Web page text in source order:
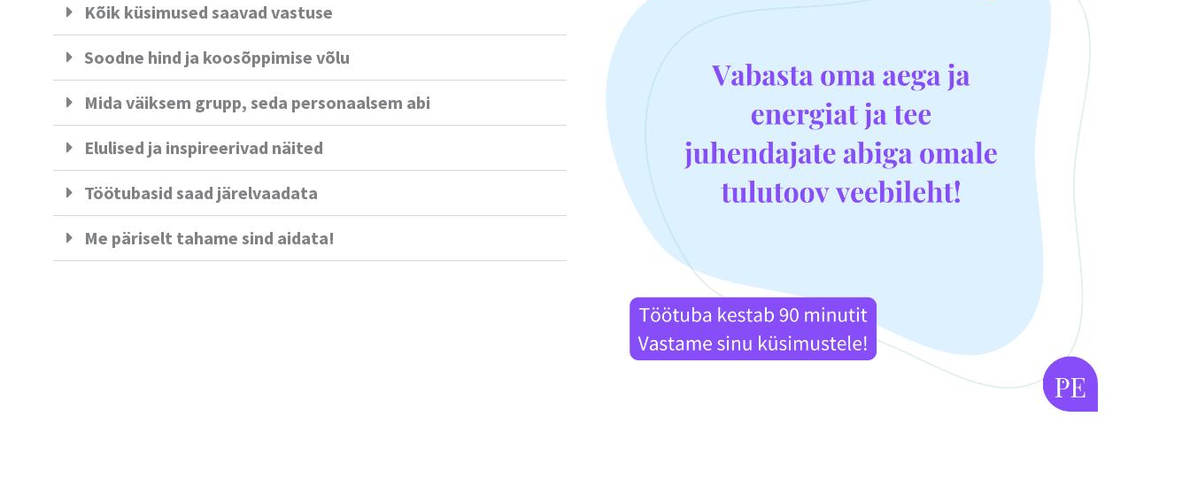
Kõik küsimused saavad vastuse
Soodne hind ja koosõppimise võlu
Mida väiksem grupp, seda personaalsem abi
Elulised ja inspireerivad näited
Töötubasid saad järelvaadata
Me päriselt tahame sind aidata!